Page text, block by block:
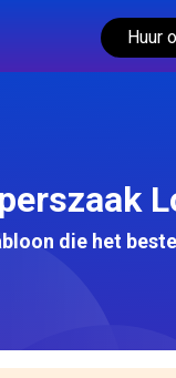
Huur
die het